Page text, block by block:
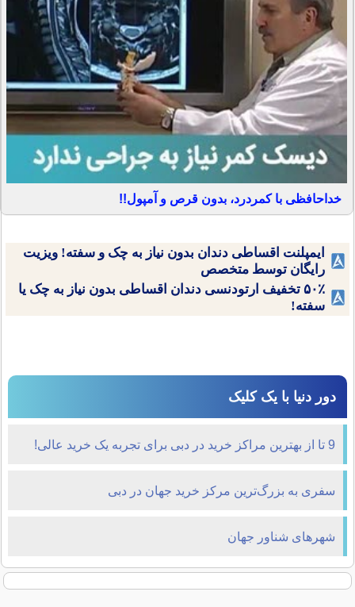
خداحافظی با کمردرد، بدون قرص و آمپول!!
ایمپلنت اقساطی دندان بدون نیاز به چک و سفته! ویزیت
رایگان توسط متخصص
۵۰٪ تخفیف ارتودنسی دندان اقساطی بدون نیاز به چک یا
سفته!
دور دنیا با یک کلیک
9 تا از بهترین مراکز خرید در دبی برای تجربه یک خرید عالی!
سفری به بزرگ‌ترین مرکز خرید جهان در دبی
شهرهای شناور جهان